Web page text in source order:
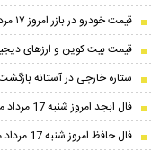
قیمت خودرو در بازر امروز ۱۷ مردادماه ۱۴۰۵
قیمت بیت کوین و ارز‌های دیجیتال شنبه
ستاره خارجی در آستانه
فال ابجد امروز شنبه 17 مرداد ماه 1405
فال حافظ امروز شنبه 17 مرداد ماه 1405